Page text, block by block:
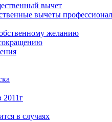
вычет
вычеты
желанию
2011г
в случаях